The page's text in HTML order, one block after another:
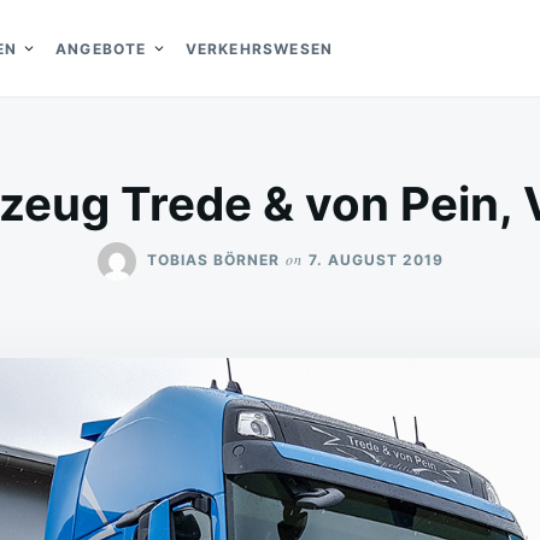
ANGEBOTE VERKEHRSWESEN
Trede & von Pein,
TOBIAS BÖRNER on 7. AUGUST 2019